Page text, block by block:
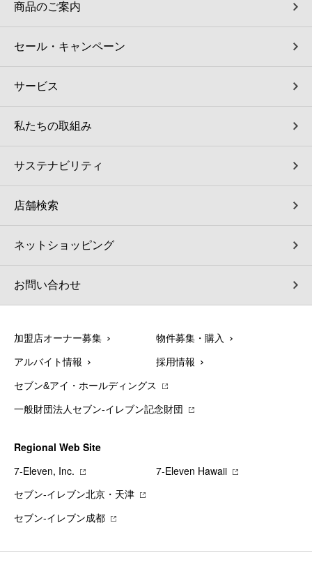
パウダースペース ラブン（店舗限定）
ソフトバンクギフト
商品のご案内
セール・キャンペーン
サービス
私たちの取組み
サステナビリティ
店舗検索
ネットショッピング
お問い合わせ
加盟店オーナー募集 物件募集・購入
アルバイト情報 採用情報
セブン&アイ・ホールディングス
一般財団法人セブン-イレブン記念財団
Regional Web Site
7‐Eleven, Inc.
7‐Eleven Hawaii
セブン‐イレブン北京・天津
セブン‐イレブン成都